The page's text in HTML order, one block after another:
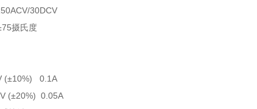
30DCV
摄氏度
0.1A
(±20%) 0.05A